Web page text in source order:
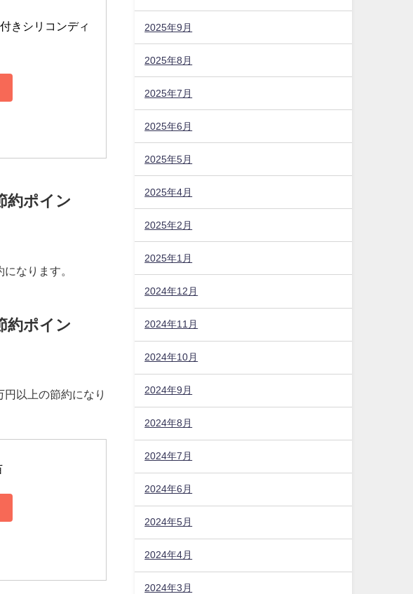
きシリコンディ
ポイン
なります。
約ポイン
以上の節約になり
2025年9月
2025年8月
2025年7月
2025年6月
2025年5月
2025年4月
2025年2月
2025年1月
2024年12月
2024年11月
2024年10月
2024年9月
2024年8月
2024年7月
2024年6月
2024年5月
2024年4月
2024年3月